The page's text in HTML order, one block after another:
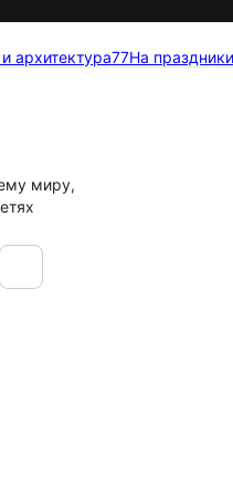
архитектура77На праздники
миру,